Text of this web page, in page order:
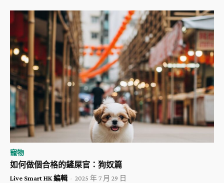
寵物
如何做個合格的鏟屎官：狗奴篇
Live Smart HK 編輯 - 2025 年 7 月 29 日